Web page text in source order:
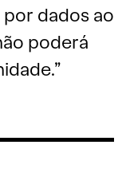
dados ao
poderá